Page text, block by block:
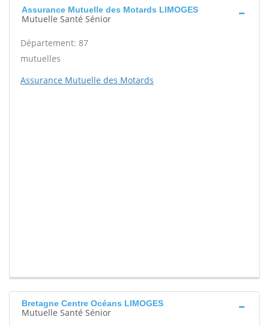
Assurance Mutuelle des Motards LIMOGES
Mutuelle Santé Sénior
Département: 87
mutuelles
Assurance Mutuelle des Motards
Bretagne Centre Océans LIMOGES
Mutuelle Santé Sénior